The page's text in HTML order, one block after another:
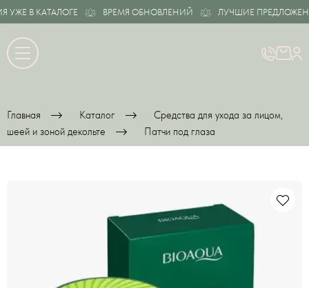
В КАТАЛОГЕ ВРЕМЯ ОБНОВЛЕНИЙ ЛУЧШИЕ ПРЕДЛОЖЕНИЯ
Главная Каталог
Средства для ухода за лицом,
шеей и зоной декольте
Патчи под глаза